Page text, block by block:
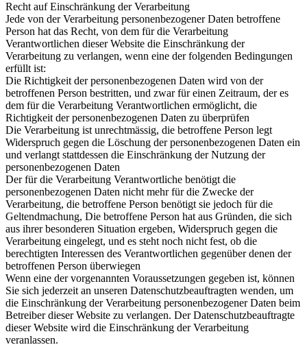
Recht auf Einschränkung der Verarbeitung
Jede von der Verarbeitung personenbezogener Daten betroffene
Person hat das Recht, von dem für die Verarbeitung
Verantwortlichen dieser Website die Einschränkung der
Verarbeitung zu verlangen, wenn eine der folgenden Bedingungen
erfüllt ist:
Die Richtigkeit der personenbezogenen Daten wird von der
betroffenen Person bestritten, und zwar für einen Zeitraum, der es
dem für die Verarbeitung Verantwortlichen ermöglicht, die
Richtigkeit der personenbezogenen Daten zu überprüfen
Die Verarbeitung ist unrechtmässig, die betroffene Person legt
Widerspruch gegen die Löschung der personenbezogenen Daten ein
und verlangt stattdessen die Einschränkung der Nutzung der
personenbezogenen Daten
Der für die Verarbeitung Verantwortliche benötigt die
personenbezogenen Daten nicht mehr für die Zwecke der
Verarbeitung, die betroffene Person benötigt sie jedoch für die
Geltendmachung, Die betroffene Person hat aus Gründen, die sich
aus ihrer besonderen Situation ergeben, Widerspruch gegen die
Verarbeitung eingelegt, und es steht noch nicht fest, ob die
berechtigten Interessen des Verantwortlichen gegenüber denen der
betroffenen Person überwiegen
Wenn eine der vorgenannten Voraussetzungen gegeben ist, können
Sie sich jederzeit an unseren Datenschutzbeauftragten wenden, um
die Einschränkung der Verarbeitung personenbezogener Daten beim
Betreiber dieser Website zu verlangen. Der Datenschutzbeauftragte
dieser Website wird die Einschränkung der Verarbeitung
veranlassen.